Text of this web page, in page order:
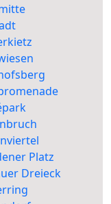
Platz
Dreieck